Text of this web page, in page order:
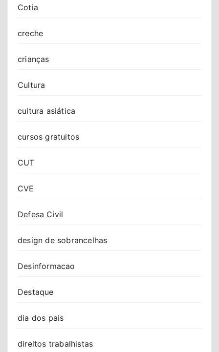
Cotia
creche
crianças
Cultura
cultura asiática
cursos gratuitos
CUT
CVE
Defesa Civil
design de sobrancelhas
Desinformacao
Destaque
dia dos pais
direitos trabalhistas